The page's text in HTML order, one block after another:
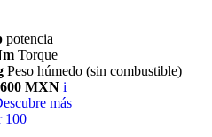
potencia
Torque
Peso húmedo (sin combustible)
MXN i
más
100